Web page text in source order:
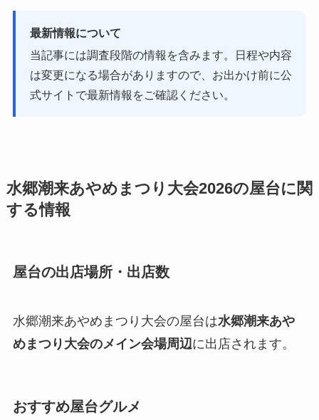
最新情報について
当記事には調査段階の情報を含みます。日程や内容
は変更になる場合がありますので、お出かけ前に公
式サイトで最新情報をご確認ください。
水郷潮来あやめまつり大会2026の屋台に関
する情報
屋台の出店場所・出店数
水郷潮来あやめまつり大会の屋台は水郷潮来あや
めまつり大会のメイン会場周辺に出店されます。
おすすめ屋台グルメ